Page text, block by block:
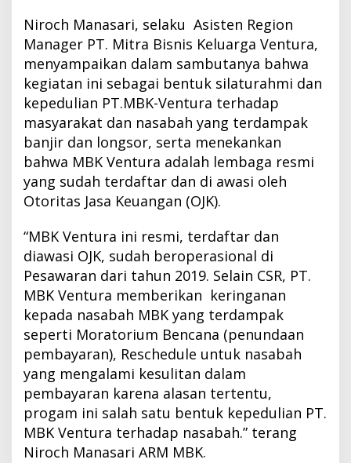
Niroch Manasari, selaku Asisten Region
Manager PT. Mitra Bisnis Keluarga Ventura,
menyampaikan dalam sambutanya bahwa
kegiatan ini sebagai bentuk silaturahmi dan
kepedulian PT.MBK-Ventura terhadap
masyarakat dan nasabah yang terdampak
banjir dan longsor, serta menekankan
bahwa MBK Ventura adalah lembaga resmi
yang sudah terdaftar dan di awasi oleh
Otoritas Jasa Keuangan (OJK).
“MBK Ventura ini resmi, terdaftar dan
diawasi OJK, sudah beroperasional di
Pesawaran dari tahun 2019. Selain CSR, PT.
MBK Ventura memberikan keringanan
kepada nasabah MBK yang terdampak
seperti Moratorium Bencana (penundaan
pembayaran), Reschedule untuk nasabah
yang mengalami kesulitan dalam
pembayaran karena alasan tertentu,
progam ini salah satu bentuk kepedulian PT.
MBK Ventura terhadap nasabah.” terang
Niroch Manasari ARM MBK.